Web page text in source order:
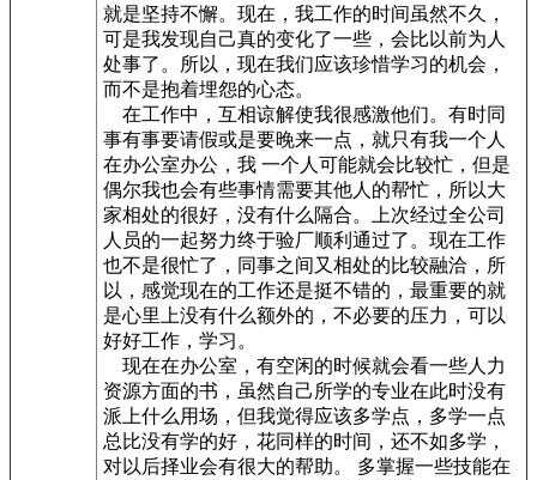
就是坚持不懈。现在，我工作的时间虽然不久，
可是我发现自己真的变化了一些，会比以前为人
处事了。所以，现在我们应该珍惜学习的机会，
而不是抱着埋怨的心态。
在工作中，互相谅解使我很感激他们。有时同
事有事要请假或是要晚来一点，就只有我一个人
在办公室办公，我 一个人可能就会比较忙，但是
偶尔我也会有些事情需要其他人的帮忙，所以大
家相处的很好，没有什么隔合。上次经过全公司
人员的一起努力终于验厂顺利通过了。现在工作
也不是很忙了，同事之间又相处的比较融洽，所
以，感觉现在的工作还是挺不错的，最重要的就
是心里上没有什么额外的，不必要的压力，可以
好好工作，学习。
现在在办公室，有空闲的时候就会看一些人力
资源方面的书，虽然自己所学的专业在此时没有
派上什么用场，但我觉得应该多学点，多学一点
总比没有学的好，花同样的时间，还不如多学，
对以后择业会有很大的帮助。 多掌握一些技能在